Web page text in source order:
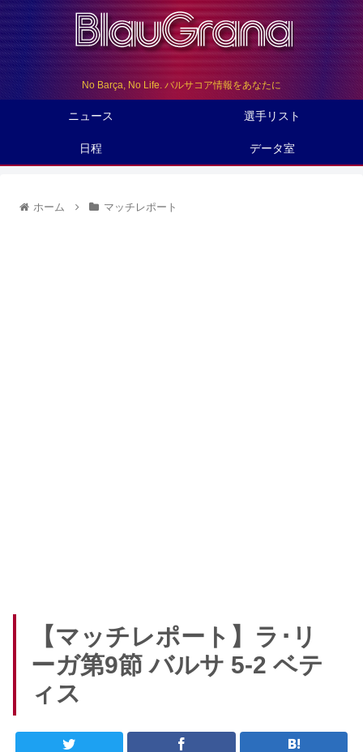
No Barça, No Life. バルサコア情報をあなたに
ニュース 選手リスト
日程 データ室
ホーム マッチレポート
【マッチレポート】ラ･リ
ーガ第9節 バルサ 5-2 ベテ
ィス